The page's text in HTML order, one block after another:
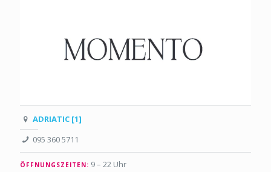
ADRIATIC [1]
095 360 5711
ÖFFNUNGSZEITEN: 9 – 22 Uhr